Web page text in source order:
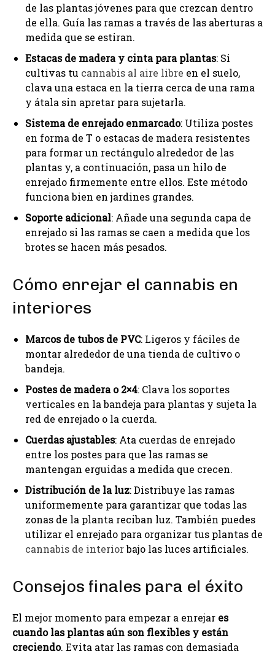
de las plantas jóvenes para que crezcan dentro
de ella. Guía las ramas a través de las aberturas a
medida que se estiran.
Estacas de madera y cinta para plantas: Si
cultivas tu cannabis al aire libre en el suelo,
clava una estaca en la tierra cerca de una rama
y átala sin apretar para sujetarla.
Sistema de enrejado enmarcado: Utiliza postes
en forma de T o estacas de madera resistentes
para formar un rectángulo alrededor de las
plantas y, a continuación, pasa un hilo de
enrejado firmemente entre ellos. Este método
funciona bien en jardines grandes.
Soporte adicional: Añade una segunda capa de
enrejado si las ramas se caen a medida que los
brotes se hacen más pesados.
Cómo enrejar el cannabis en
interiores
Marcos de tubos de PVC: Ligeros y fáciles de
montar alrededor de una tienda de cultivo o
bandeja.
Postes de madera o 2×4: Clava los soportes
verticales en la bandeja para plantas y sujeta la
red de enrejado o la cuerda.
Cuerdas ajustables: Ata cuerdas de enrejado
entre los postes para que las ramas se
mantengan erguidas a medida que crecen.
Distribución de la luz: Distribuye las ramas
uniformemente para garantizar que todas las
zonas de la planta reciban luz. También puedes
utilizar el enrejado para organizar tus plantas de
cannabis de interiorbajo las luces artificiales.
Consejos finales para el éxito
El mejor momento para empezar a enrejar es
cuando las plantas aún son flexibles y están
creciendo. Evita atar las ramas con demasiada